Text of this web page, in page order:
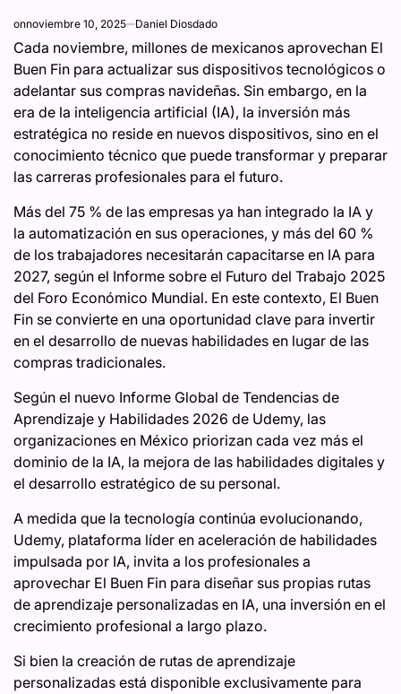
onnoviembre 10, 2025 Daniel Diosdado
Cada noviembre, millones de mexicanos aprovechan El
Buen Fin para actualizar sus dispositivos tecnológicos o
adelantar sus compras navideñas. Sin embargo, en la
era de la inteligencia artificial (IA), la inversión más
estratégica no reside en nuevos dispositivos, sino en el
conocimiento técnico que puede transformar y preparar
las carreras profesionales para el futuro.
Más del 75 % de las empresas ya han integrado la IA y
la automatización en sus operaciones, y más del 60 %
de los trabajadores necesitarán capacitarse en IA para
2027, según el Informe sobre el Futuro del Trabajo 2025
del Foro Económico Mundial. En este contexto, El Buen
Fin se convierte en una oportunidad clave para invertir
en el desarrollo de nuevas habilidades en lugar de las
compras tradicionales.
Según el nuevo Informe Global de Tendencias de
Aprendizaje y Habilidades 2026 de Udemy, las
organizaciones en México priorizan cada vez más el
dominio de la IA, la mejora de las habilidades digitales y
el desarrollo estratégico de su personal.
A medida que la tecnología continúa evolucionando,
Udemy, plataforma líder en aceleración de habilidades
impulsada por IA, invita a los profesionales a
aprovechar El Buen Fin para diseñar sus propias rutas
de aprendizaje personalizadas en IA, una inversión en el
crecimiento profesional a largo plazo.
Si bien la creación de rutas de aprendizaje
personalizadas está disponible exclusivamente para